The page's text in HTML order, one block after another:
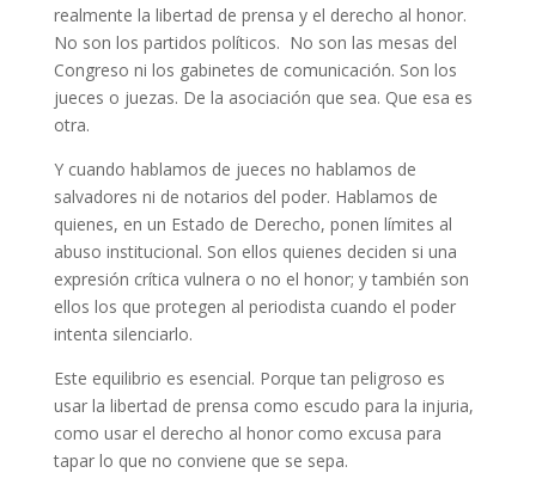
realmente la libertad de prensa y el derecho al honor.
No son los partidos políticos. No son las mesas del
Congreso ni los gabinetes de comunicación. Son los
jueces o juezas. De la asociación que sea. Que esa es
otra.
Y cuando hablamos de jueces no hablamos de
salvadores ni de notarios del poder. Hablamos de
quienes, en un Estado de Derecho, ponen límites al
abuso institucional. Son ellos quienes deciden si una
expresión crítica vulnera o no el honor; y también son
ellos los que protegen al periodista cuando el poder
intenta silenciarlo.
Este equilibrio es esencial. Porque tan peligroso es
usar la libertad de prensa como escudo para la injuria,
como usar el derecho al honor como excusa para
tapar lo que no conviene que se sepa.